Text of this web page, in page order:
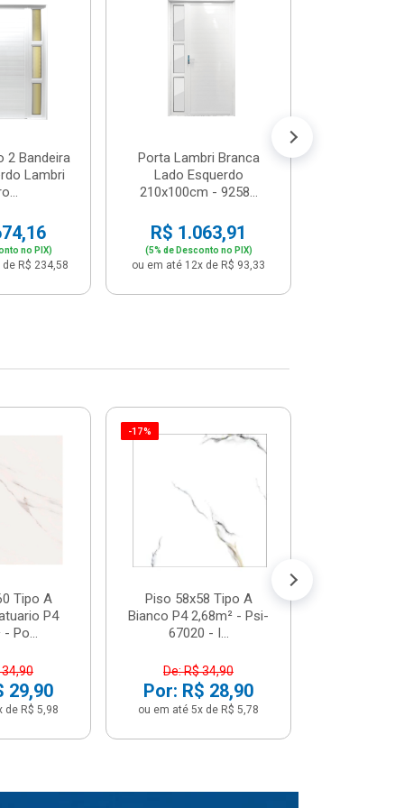
2 Bandeira
Lambri
no PIX)
R$ 234,58
Porta Lambri Branca
Lado Esquerdo
210x100cm - 9258...
R$ 1.063,91
(5% de Desconto no PIX)
ou em até 12x de R$ 93,33
Tipo A
P4
- Po...
34,90
29,90
de R$ 5,98
-17%
Piso 58x58 Tipo A
Bianco P4 2,68m² - Psi-
67020 - I...
De: R$ 34,90
Por: R$ 28,90
ou em até 5x de R$ 5,78